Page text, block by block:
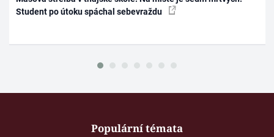
Student po útoku spáchal sebevraždu
Populární témata